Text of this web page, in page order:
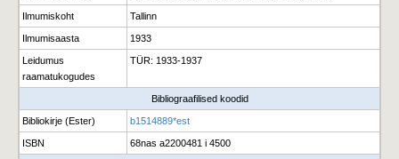
Ilmumiskoht Tallinn
Ilmumisaasta 1933
Leidumus
raamatukogudes
TÜR: 1933-1937
Bibliograafilised koodid
Bibliokirje (Ester) b1514889*est
ISBN 68nas a2200481 i 4500